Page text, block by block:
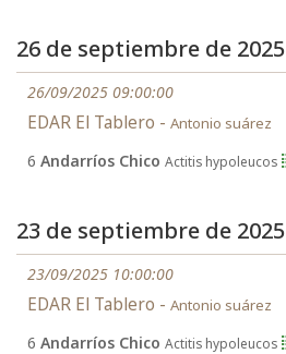
26 de septiembre de 2025
26/09/2025 09:00:00
EDAR El Tablero - Antonio suárez
6 Andarríos Chico Actitis hypoleucos
23 de septiembre de 2025
23/09/2025 10:00:00
EDAR El Tablero - Antonio suárez
6 Andarríos Chico Actitis hypoleucos